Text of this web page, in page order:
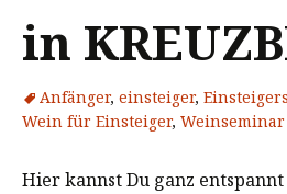
in
Anfänger, einsteiger,
Wein für Einsteiger,
Hier kannst Du ganz